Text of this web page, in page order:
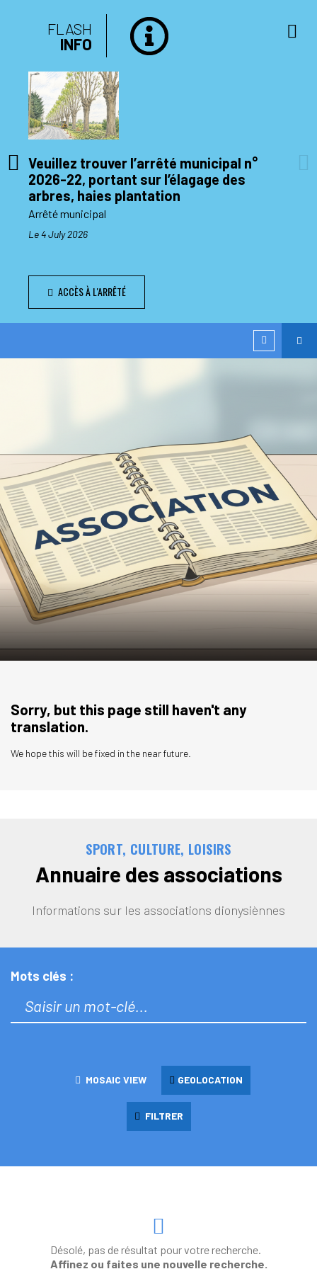
FLASH
INFO
Veuillez trouver l’arrêté municipal n°
2026-22, portant sur l’élagage des
arbres, haies plantation
Arrêté municipal
Le 4 July 2026
ACCÈS À L'ARRÊTÉ
Sorry, but this page still haven't any
translation.
We hope this will be fixed in the near future.
SPORT, CULTURE, LOISIRS
Annuaire des associations
Informations sur les associations dionysiènnes
Mots clés :
MOSAIC VIEW GEOLOCATION
FILTRER
Désolé, pas de résultat pour votre recherche.
Affinez ou faites une nouvelle recherche.